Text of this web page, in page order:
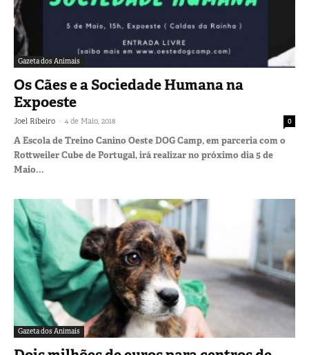
Gazeta dos Animais
Os Cães e a Sociedade Humana na
Expoeste
Joel Ribeiro - 4 de Maio, 2018 0
A Escola de Treino Canino Oeste DOG Camp, em parceria com o
Rottweiler Cube de Portugal, irá realizar no próximo dia 5 de
Maio...
Gazeta dos Animais